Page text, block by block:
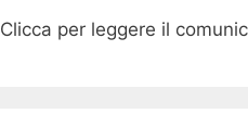
Clicca per leggere il